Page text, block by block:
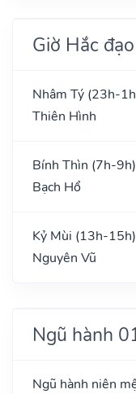
Giờ Hắc
Nhâm Tý (23h-
Thiên Hình
Bính Thìn (7h-
Bạch Hổ
Kỷ Mùi (13h-
Nguyên Vũ
Ngũ hành
Ngũ hành niên